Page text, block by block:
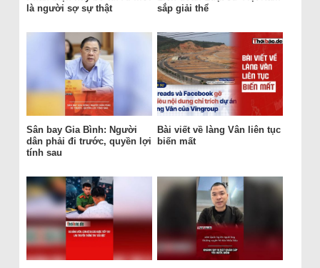
là người sợ sự thật
sắp giải thể
Sân bay Gia Bình: Người
dân phải đi trước, quyền lợi
tính sau
Bài viết về làng Vân liên tục
biến mất